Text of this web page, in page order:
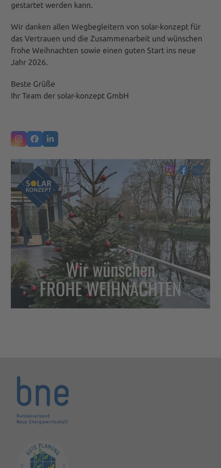
gestartet werden kann.
Wir danken allen Wegbegleitern von solar-konzept für
das Vertrauen und die Zusammenarbeit und wünschen
frohe Weihnachten sowie einen guten Start ins neue
Jahr 2026.
Beste Grüße
Ihr Team der solar-konzept GmbH
Instagram
FacebookLinkedIn